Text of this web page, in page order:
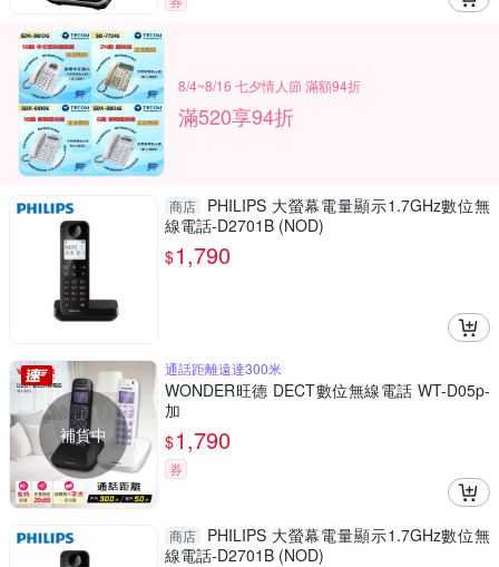
8/4~8/16 七夕情人節 滿額94折
滿520享94折
商店
PHILIPS 大螢幕電量顯示1.7GHz數位無
線電話-D2701B (NOD)
$1,790
補貨中
通話距離遠達300米
WONDER旺德 DECT數位無線電話 WT-D05p-
加
$1,790
券
商店
PHILIPS 大螢幕電量顯示1.7GHz數位無
線電話-D2701B (NOD)